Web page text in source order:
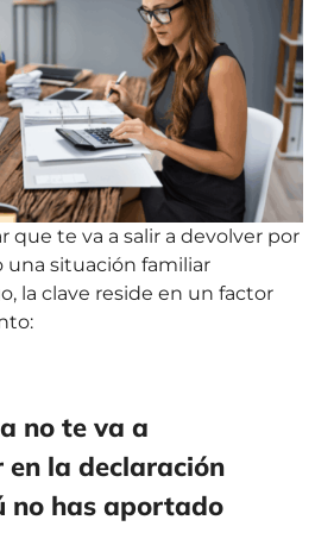
que te va a salir a devolver por
una situación familiar
la clave reside en un factor
no te va a
en la declaración
no has aportado